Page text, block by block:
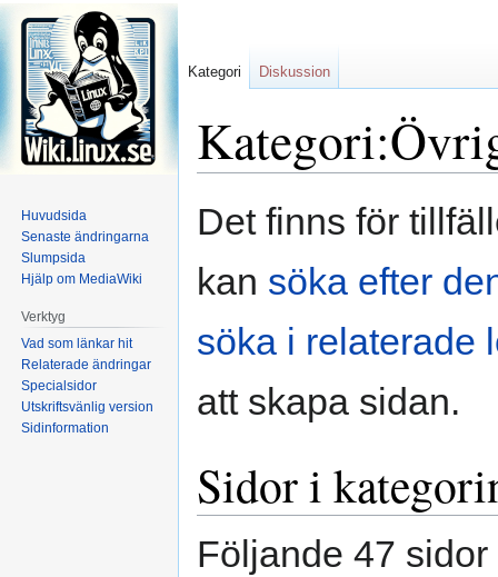
till
till
Det finns för
kan söka efter
söka i relaterade
att skapa sidan.
Sidor i
Följande 47
Kategori Diskussion
Huvudsida
Senaste ändringarna
Slumpsida
Hjälp om MediaWiki
Verktyg
Vad som länkar hit
Relaterade ändringar
Specialsidor
Utskriftsvänlig version
Sidinformation